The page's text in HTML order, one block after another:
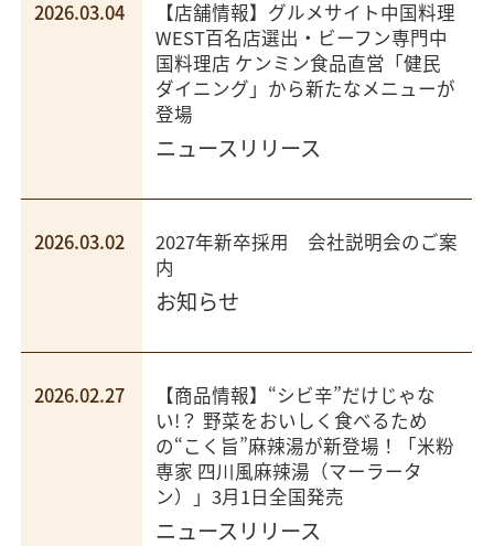
2026.03.04
【店舗情報】グルメサイト中国料理
WEST百名店選出・ビーフン専門中
国料理店 ケンミン食品直営「健民
ダイニング」から新たなメニューが
登場
ニュースリリース
2026.03.02
2027年新卒採用 会社説明会のご案
内
お知らせ
2026.02.27
【商品情報】“シビ辛”だけじゃな
い!？ 野菜をおいしく食べるため
の“こく旨”麻辣湯が新登場！「米粉
専家 四川風麻辣湯（マーラータ
ン）」3月1日全国発売
ニュースリリース